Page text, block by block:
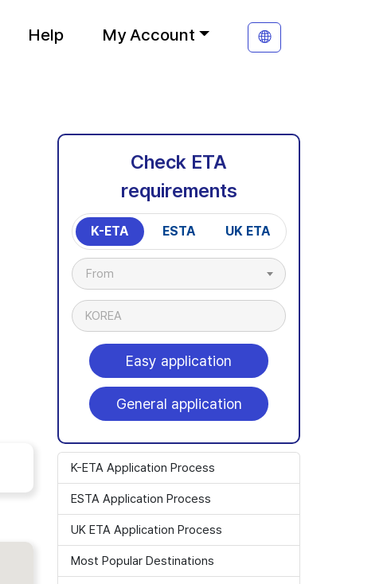
Help My Account
Check ETA
requirements
K-ETA ESTA UK ETA
From
KOREA
Easy application
General application
K-ETA Application Process
ESTA Application Process
UK ETA Application Process
Most Popular Destinations